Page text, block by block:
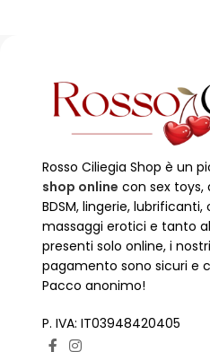
Rosso Ciliegia Shop è un
shop online con sex toys,
BDSM, lingerie, lubrificanti,
massaggi erotici e tanto
presenti solo online, i
pagamento sono sicuri e
Pacco anonimo!
P. IVA: IT03948420405